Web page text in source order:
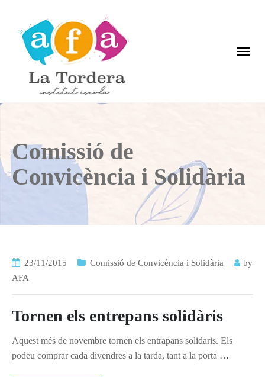
Comissió de
Convicència i Solidària
23/11/2015 Comissió de Convicència i Solidària
by
AFA
Tornen els entrepans solidàris
Aquest més de novembre tornen els entrapans solidaris. Els
podeu comprar cada divendres a la tarda, tant a la porta …